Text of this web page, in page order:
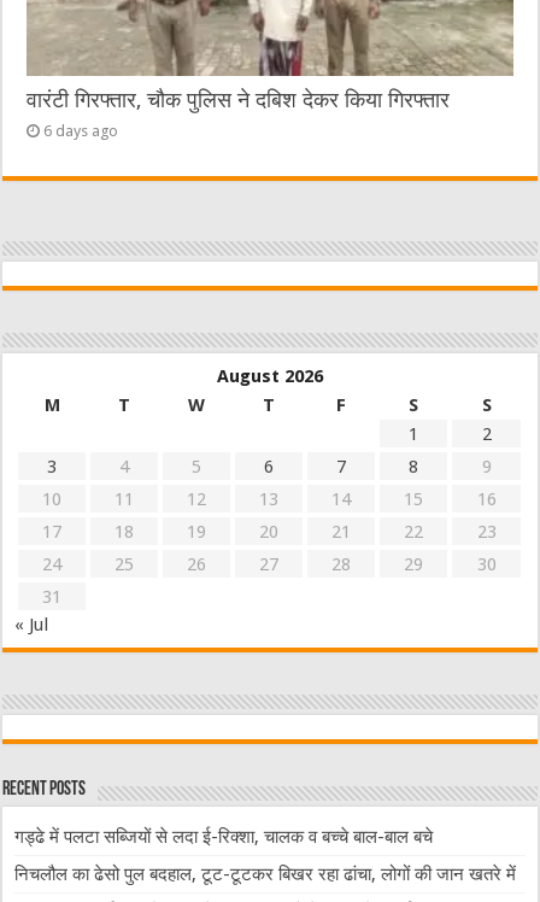
वारंटी गिरफ्तार, चौक पुलिस ने दबिश देकर किया गिरफ्तार
6 days ago
August 2026
M
T W T F S
S
1
2
3
4 5 6 7 8
9
10
11 12 13 14 15
16
17
18 19 20 21 22
23
24
25 26 27 28 29
30
31
« Jul
Recent Posts
गड्ढे में पलटा सब्जियों से लदा ई-रिक्शा, चालक व बच्चे बाल-बाल बचे
निचलौल का ढेसो पुल बदहाल, टूट-टूटकर बिखर रहा ढांचा, लोगों की जान खतरे में